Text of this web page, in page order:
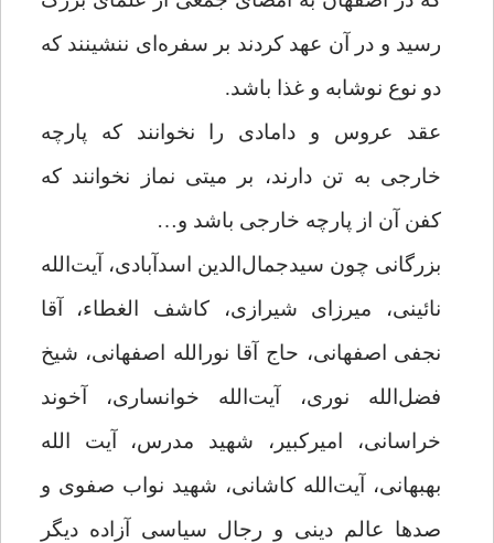
رسید و در آن عهد کردند بر سفره‌ای ننشینند که
دو نوع نوشابه و غذا باشد.
عقد عروس و دامادی را نخوانند که پارچه
خارجی به تن دارند، بر میتی نماز نخوانند که
کفن آن از پارچه خارجی باشد و…
بزرگانی چون سیدجمال‌الدین اسدآبادی، آیت‌الله
نائینی، میرزای شیرازی، کاشف الغطاء، آقا
نجفی اصفهانی، حاج آقا نورالله اصفهانی، شیخ
فضل‌الله نوری، آیت‌الله خوانساری، آخوند
خراسانی، امیرکبیر، شهید مدرس، آیت الله
بهبهانی، آیت‌الله کاشانی، شهید نواب صفوی و
صدها عالم دینی و رجال سیاسی آزاده دیگر